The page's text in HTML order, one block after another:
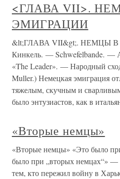
<ГЛАВА VII>.
ЭМИГРАЦИИ
&lt;ГЛАВА VII&gt;. НЕМЦЫ
Кинкель. — Schwefelbande. —
«The Leader». — Народный
Muller.) Немецкая эмиграция
тяжелым, скучным и
было энтузиастов, как в
«Вторые немцы»
«Вторые немцы» «Это было
было при „вторых немцах“»
тем, кто пережил войну в